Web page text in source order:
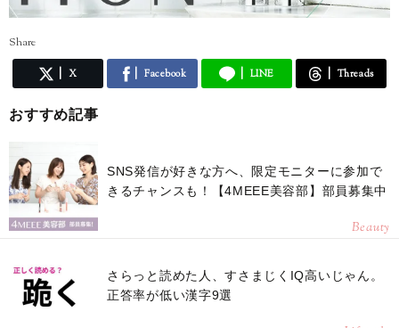
Share
X Facebook LINE Threads
おすすめ記事
SNS発信が好きな方へ、限定モニターに参加で
きるチャンスも！【4MEEE美容部】部員募集中
Beauty
さらっと読めた人、すさまじくIQ高いじゃん。
正答率が低い漢字9選